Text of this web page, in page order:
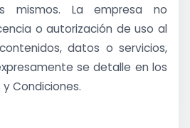
mismos. La empresa no
o autorización de uso al
datos o servicios,
se detalle en los
Condiciones.